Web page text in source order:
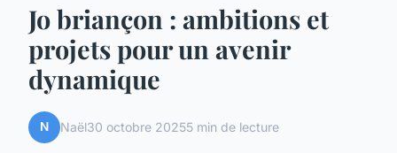
Jo briançon : ambitions et
projets pour un avenir
dynamique
N Naël30 octobre 20255 min de lecture